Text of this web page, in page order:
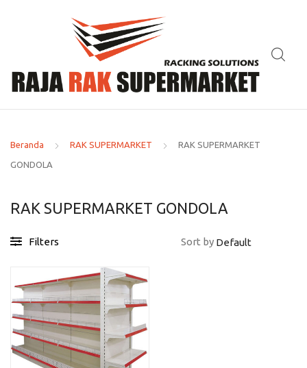
Beranda RAK SUPERMARKET RAK SUPERMARKET
GONDOLA
RAK SUPERMARKET GONDOLA
Filters Sort by